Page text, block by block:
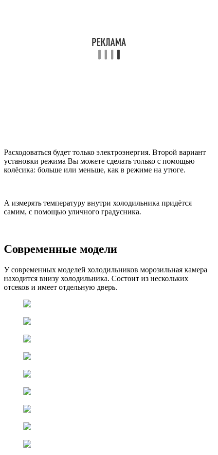
Расходоваться будет только электроэнергия. Второй вариант
установки режима Вы можете сделать только с помощью
колёсика: больше или меньше, как в режиме на утюге.
А измерять температуру внутри холодильника придётся
самим, с помощью уличного градусника.
Современные модели
У современных моделей холодильников морозильная камера
находится внизу холодильника. Состоит из нескольких
отсеков и имеет отдельную дверь.